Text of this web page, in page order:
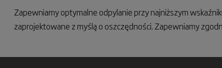
Zapewniamy optymalne odpylanie przy najniższym
zaprojektowane z myślą o oszczędności. Zapewniamy